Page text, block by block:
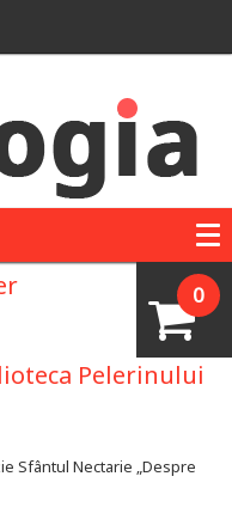
0
Pelerinului
Sfântul Nectarie „Despre